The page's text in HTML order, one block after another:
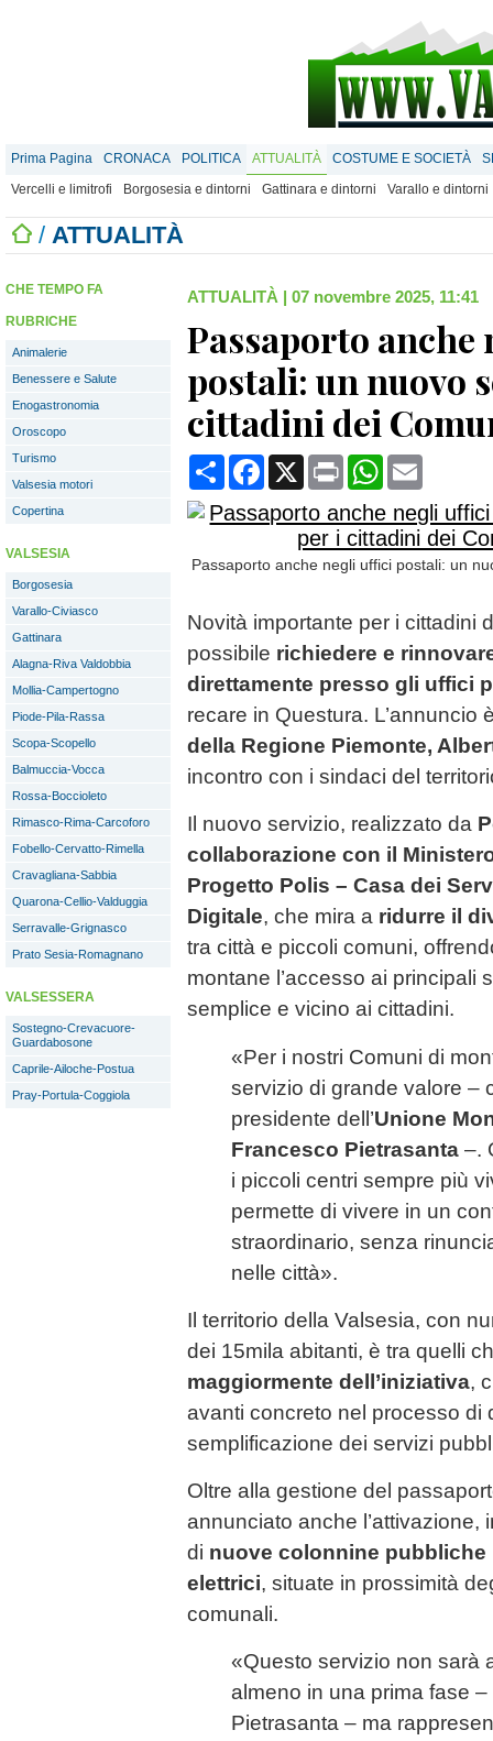
Prima Pagina CRONACA POLITICA ATTUALITÀ COSTUME E SOCIETÀ
Vercelli e limitrofi
Borgosesia e dintorni Gattinara e dintorni Varallo e dintorni
/ ATTUALITÀ
CHE TEMPO FA
RUBRICHE
Animalerie
Benessere e Salute
Enogastronomia
Oroscopo
Turismo
Valsesia motori
Copertina
VALSESIA
Borgosesia
Varallo-Civiasco
Gattinara
Alagna-Riva Valdobbia
Mollia-Campertogno
Piode-Pila-Rassa
Scopa-Scopello
Balmuccia-Vocca
Rossa-Boccioleto
Rimasco-Rima-Carcoforo
Fobello-Cervatto-Rimella
Cravagliana-Sabbia
Quarona-Cellio-Valduggia
Serravalle-Grignasco
Prato Sesia-Romagnano
VALSESSERA
Sostegno-Crevacuore-
Guardabosone
Caprile-Ailoche-Postua
Pray-Portula-Coggiola
ATTUALITÀ | 07 novembre 2025, 11:41
Passaporto
postali: un nuovo
cittadini dei
CondividiFacebook
X Print WhatsApp
Passaporto anche negli uffici postali: un
Novità importante per i cittadini
possibile richiedere e
direttamente presso gli uffici
recare in Questura. L’annuncio
della Regione Piemonte,
incontro con i sindaci del
Il nuovo servizio, realizzato da
collaborazione con il
Progetto Polis – Casa dei
Digitale, che mira a ridurre il
tra città e piccoli comuni,
montane l’accesso ai principali
semplice e vicino ai cittadini.
«Per i nostri Comuni di
servizio di grande valore –
presidente dell’Unione
Francesco Pietrasanta –.
i piccoli centri sempre più
permette di vivere in un
straordinario, senza
nelle città».
Il territorio della Valsesia, con
dei 15mila abitanti, è tra quelli
maggiormente dell’iniziativa,
avanti concreto nel processo di
semplificazione dei servizi
Oltre alla gestione del
annunciato anche l’attivazione,
di nuove colonnine
elettrici, situate in prossimità
comunali.
«Questo servizio non sarà
almeno in una prima fase
Pietrasanta – ma